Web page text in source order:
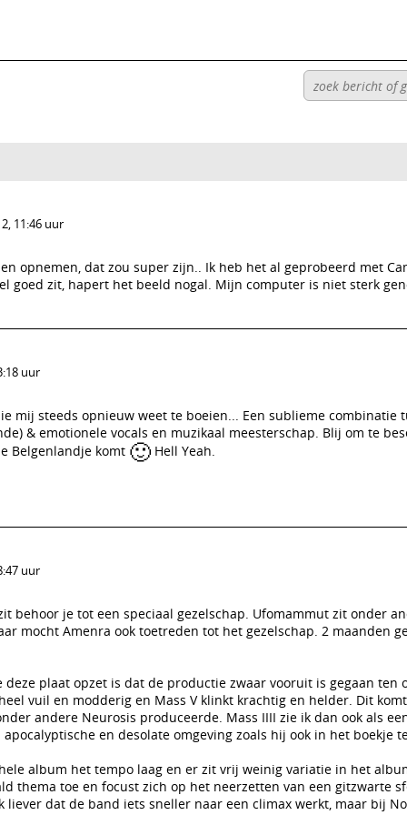
11:46 uur
opnemen, dat zou super zijn.. Ik heb het al geprobeerd met
goed zit, hapert het beeld nogal. Mijn computer is niet sterk
uur
mij steeds opnieuw weet te boeien... Een sublieme combinatie
& emotionele vocals en muzikaal meesterschap. Blij om te
Belgenlandje komt 🙂 Hell Yeah.
uur
behoor je tot een speciaal gezelschap. Ufomammut zit onder
mocht Amenra ook toetreden tot het gezelschap. 2 maanden
deze plaat opzet is dat de productie zwaar vooruit is gegaan ten
vuil en modderig en Mass V klinkt krachtig en helder. Dit
andere Neurosis produceerde. Mass IIII zie ik dan ook als
apocalyptische en desolate omgeving zoals hij ook in het boekje
album het tempo laag en er zit vrij weinig variatie in het
thema toe en focust zich op het neerzetten van een gitzwarte
liever dat de band iets sneller naar een climax werkt, maar bij